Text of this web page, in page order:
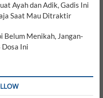
Ayah dan Adik, Gadis Ini
Saat Mau Ditraktir
Belum Menikah, Jangan-
Dosa Ini